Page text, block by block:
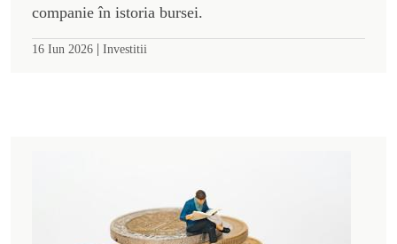
companie în istoria bursei.
16 Iun 2026 | Investitii